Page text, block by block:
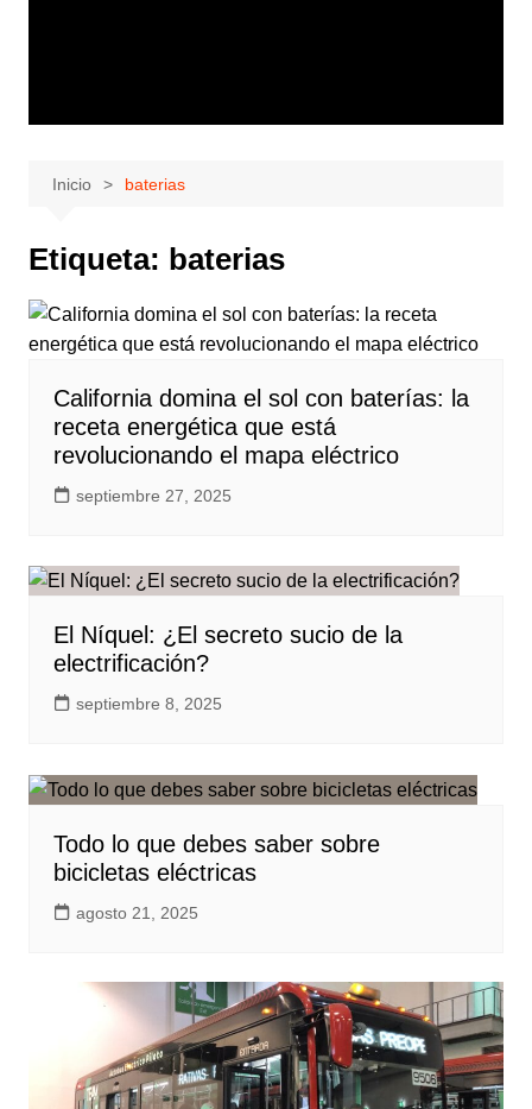
Inicio baterias
Etiqueta: baterias
California domina el sol con baterías: la
receta energética que está
revolucionando el mapa eléctrico
septiembre 27, 2025
El Níquel: ¿El secreto sucio de la
electrificación?
septiembre 8, 2025
Todo lo que debes saber sobre
bicicletas eléctricas
agosto 21, 2025